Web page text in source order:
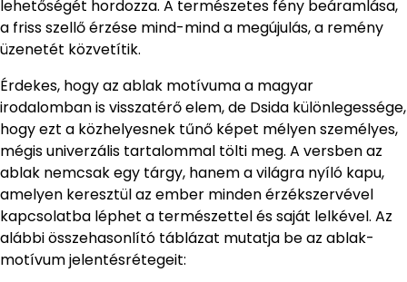
lehetőségét hordozza. A természetes fény beáramlása,
a friss szellő érzése mind-mind a megújulás, a remény
üzenetét közvetítik.
Érdekes, hogy az ablak motívuma a magyar
irodalomban is visszatérő elem, de Dsida különlegessége,
hogy ezt a közhelyesnek tűnő képet mélyen személyes,
mégis univerzális tartalommal tölti meg. A versben az
ablak nemcsak egy tárgy, hanem a világra nyíló kapu,
amelyen keresztül az ember minden érzékszervével
kapcsolatba léphet a természettel és saját lelkével. Az
alábbi összehasonlító táblázat mutatja be az ablak-
motívum jelentésrétegeit: